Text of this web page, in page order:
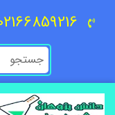
02166859216 - 66859220 - 09129618292